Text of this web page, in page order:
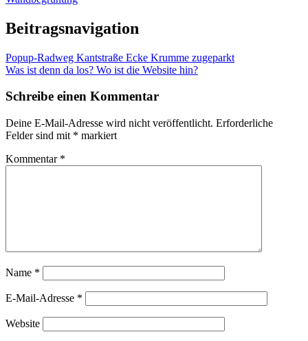
Beitragsnavigation
Popup-Radweg Kantstraße Ecke Krumme zugeparkt
Was ist denn da los? Wo ist die Website hin?
Schreibe einen Kommentar
Deine E-Mail-Adresse wird nicht veröffentlicht. Erforderliche
Felder sind mit * markiert
Kommentar *
Name *
E-Mail-Adresse *
Website